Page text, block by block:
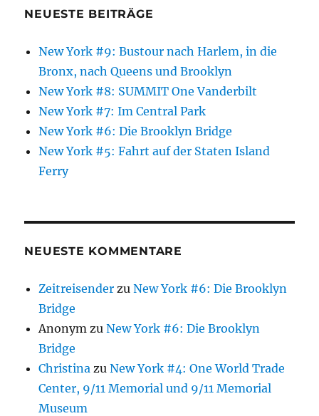
NEUESTE BEITRÄGE
New York #9: Bustour nach Harlem, in die
Bronx, nach Queens und Brooklyn
New York #8: SUMMIT One Vanderbilt
New York #7: Im Central Park
New York #6: Die Brooklyn Bridge
New York #5: Fahrt auf der Staten Island
Ferry
NEUESTE KOMMENTARE
Zeitreisender zuNew York #6: Die Brooklyn
Bridge
Anonym zuNew York #6: Die Brooklyn
Bridge
Christina zuNew York #4: One World Trade
Center, 9/11 Memorial und 9/11 Memorial
Museum